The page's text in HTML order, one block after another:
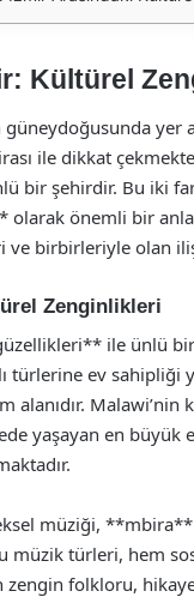
Kültürel
güneydoğusunda
ile dikkat
bir şehirdir. Bu iki
olarak önemli bir
birbirleriyle olan
Zenginlikleri
ile ünlü
türlerine ev sahipliği
alanıdır.
yaşayan en büyük
müziği,
müzik türleri, hem
zengin folkloru,